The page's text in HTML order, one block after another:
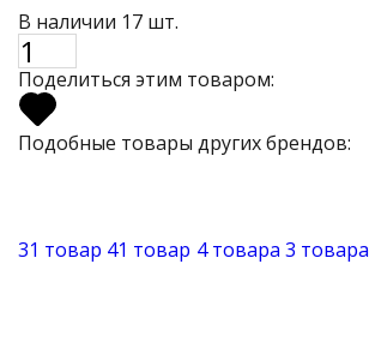
В наличии 17 шт.
Поделиться этим товаром:
Подобные товары других брендов:
31 товар 41 товар 4 товара 3 товара